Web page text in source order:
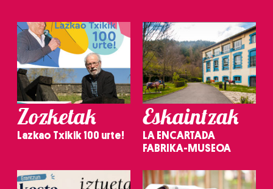
Zozketak
Lazkao Txikik 100 urte!
Eskaintzak
LA ENCARTADA
FABRIKA-MUSEOA